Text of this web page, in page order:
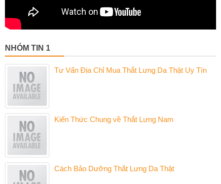
NHÓM TIN 1
Tư Vấn Địa Chỉ Mua Thắt Lưng Da Thật Uy Tín
Kiến Thức Chung về Thắt Lưng Nam
Cách Bảo Dưỡng Thắt Lưng Da Thật